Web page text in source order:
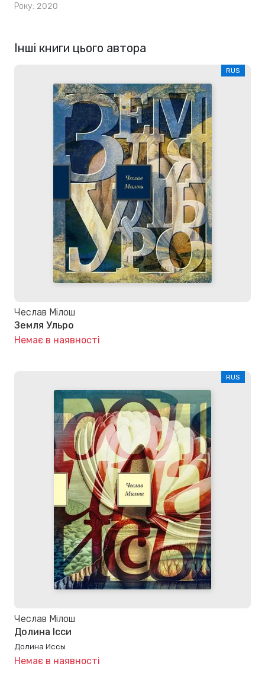
Року: 2020
Інші книги цього автора
RUS
Чеслав Мілош
Земля Ульро
Немає в наявності
RUS
Чеслав Мілош
Долина Ісси
Долина Иссы
Немає в наявності